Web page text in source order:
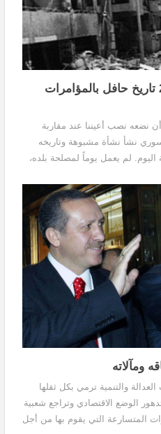
النظام السوري 1970-2023 تاريخ حافل بالمؤامرات
نضعه نصب أعيننا عند مقاربة
نشأ نشأة مشبوهة وتاريخه
من عام 1963 ولغاية اليوم. لم يعمل يوماً لمصلحة بلده،
ومآلاته
والتنمية ترمي بكل ثقلها
الوضع الاقتصادي وتراجع شعبية
المتسارعة التي يقوم بها من أجل